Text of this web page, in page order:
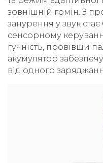
зовнішній гомін. З
занурення у звук
сенсорному
гучність, провівши
акумулятор
від одного